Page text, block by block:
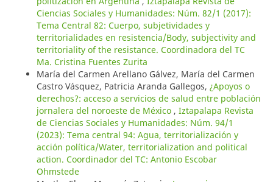
Ciencias Sociales y Humanidades: Núm. 82/1 (2017):
Tema Central 82: Cuerpo, subjetividades y
territorialidades en resistencia/Body, subjectivity and
territoriality of the resistance. Coordinadora del TC
Ma. Cristina Fuentes Zurita
María del Carmen Arellano Gálvez, María del Carmen
Castro Vásquez, Patricia Aranda Gallegos, ¿Apoyos o
derechos?: acceso a servicios de salud entre población
jornalera del noroeste de México , Iztapalapa Revista
de Ciencias Sociales y Humanidades: Núm. 94/1
(2023): Tema central 94: Agua, territorialización y
acción política/Water, territorialization and political
action. Coordinador del TC: Antonio Escobar
Ohmstede